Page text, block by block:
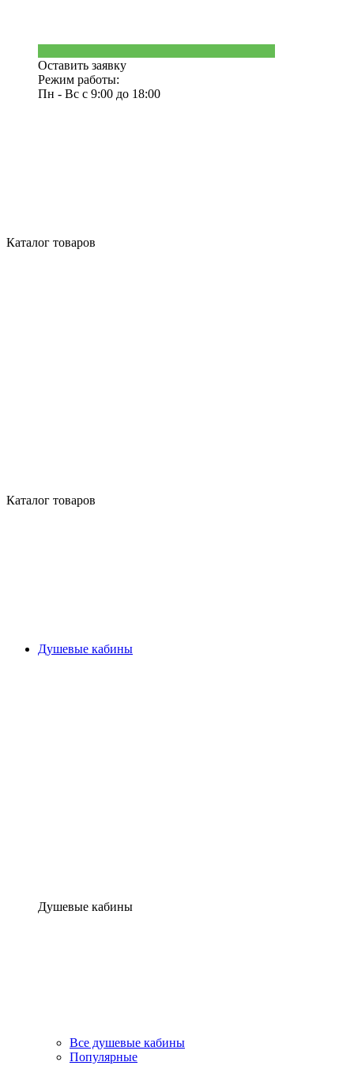
Оставить заявку
Режим работы:
Пн - Вс с 9:00 до 18:00
Каталог товаров
Каталог товаров
Душевые кабины
Душевые кабины
Все душевые кабины
Популярные